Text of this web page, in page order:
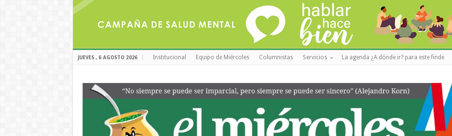
JUEVES , 6 AGOSTO 2026 Institucional Equipo de Miércoles Columnistas Servicios La agenda ¿A dónde ir? para este finde